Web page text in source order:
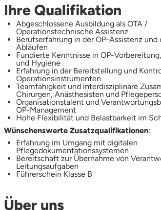
Ihre Qualifikation
Abgeschlossene Ausbildung als OTA /
Operationstechnische Assistenz
Berufserfahrung in der OP-Assistenz und
Abläufen
Fundierte Kenntnisse in OP-
und Hygiene
Erfahrung in der Bereitstellung und
Operationsinstrumenten
Teamfähigkeit und interdisziplinäre
Chirurgen, Anästhesisten und
Organisationstalent und
OP-Management
Hohe Flexibilität und Belastbarkeit im
Wünschenswerte Zusatzqualifikationen:
Erfahrung im Umgang mit digitalen
Pflegedokumentationssystemen
Bereitschaft zur Übernahme von
Leitungsaufgaben
Führerschein Klasse B
Über uns